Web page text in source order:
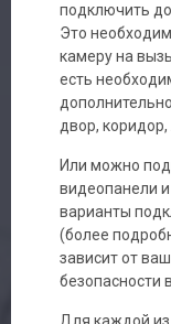
подключить
Это
камеру на
есть
двор, коридор,
Или можно
видеопанели
варианты
(более
зависит от
безопасности